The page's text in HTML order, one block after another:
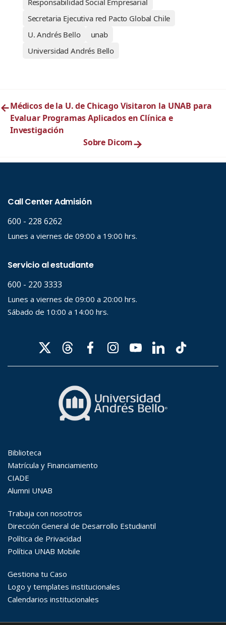
Secretaria Ejecutiva red Pacto Global Chile
U. Andrés Bello
unab
Universidad Andrés Bello
←Médicos de la U. de Chicago Visitaron la UNAB para
Evaluar Programas Aplicados en Clínica e
Investigación
Sobre Dicom→